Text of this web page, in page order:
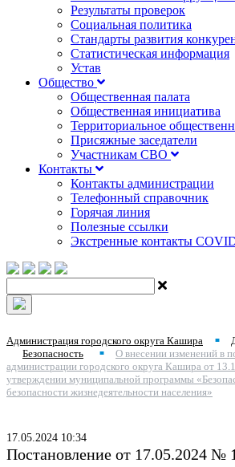
Результаты проверок
Социальная политика
Стандарты развития
Статистическая информация
Устав
Общество
Общественная палата
Общественная инициатива
Территориальное
Присяжные заседатели
Участникам СВО
Контакты
Контакты администрации
Телефонный справочник
Горячая линия
Полезные ссылки
Экстренные контакты
Администрация городского округа Кашира ■
Безопасность ■
О внесении изменений в
администрации городского округа Кашира от
утверждении муниципальной программы
безопасности жизнедеятельности населения»
17.05.2024 10:34
Постановление от 17.05.2024 №